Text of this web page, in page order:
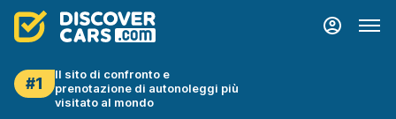
#1
Il sito di confronto e
prenotazione di autonoleggi più
visitato al mondo